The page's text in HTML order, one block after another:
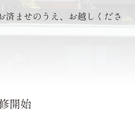
ませのうえ、お越しくださ
開始